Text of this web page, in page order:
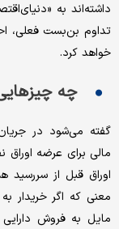
داشته‌اند به
تداوم بن‌بست فعلی،
خواهد کرد.
چه
گفته می‌شود در
مالی برای عرضه
اوراق قبل از سررسید
مایل به فروش